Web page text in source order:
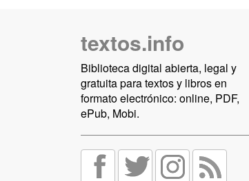
textos.info
Biblioteca digital abierta, legal y
gratuita para textos y libros en
formato electrónico: online, PDF,
ePub, Mobi.